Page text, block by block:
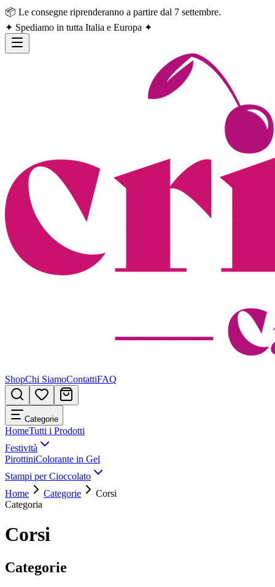
📦 Le consegne riprenderanno a partire dal 7 settembre.
✦ Spediamo in tutta Italia e Europa ✦
ShopChi SiamoContattiFAQ
Categorie
HomeTutti i Prodotti
Festività
PirottiniColorante in Gel
Stampi per Cioccolato
Home
Categorie
Corsi
Categoria
Corsi
Categorie